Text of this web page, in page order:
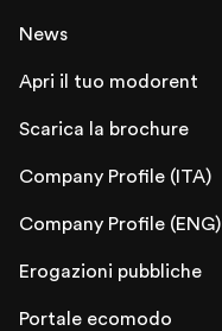
News
Apri il tuo modorent
Scarica la brochure
Company Profile (ITA)
Company Profile (ENG)
Erogazioni pubbliche
Portale ecomodo